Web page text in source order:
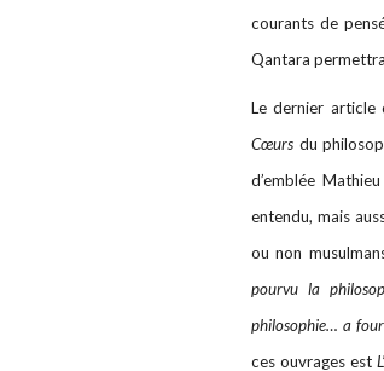
courants de
Qantara
Le dernier article
Cœurs du
d’emblée
entendu, mais
ou non
pourvu la
philosophie… a
ces ouvrages est